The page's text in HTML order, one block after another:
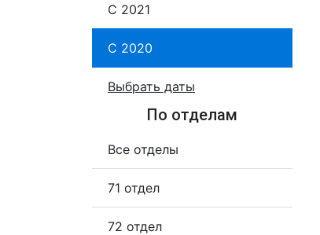
С 2021
С 2020
Выбрать даты
По отделам
Все отделы
71 отдел
72 отдел